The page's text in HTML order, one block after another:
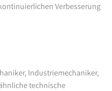
Verbesserung
Industriemechaniker,
technische